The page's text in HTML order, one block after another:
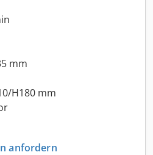
mm
H180 mm
anfordern